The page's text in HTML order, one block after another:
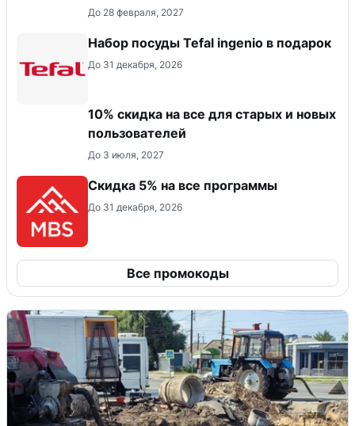
До 28 февраля, 2027
Набор посуды Tefal ingenio в подарок
До 31 декабря, 2026
10% скидка на все для старых и новых
пользователей
До 3 июля, 2027
Скидка 5% на все программы
До 31 декабря, 2026
Все промокоды